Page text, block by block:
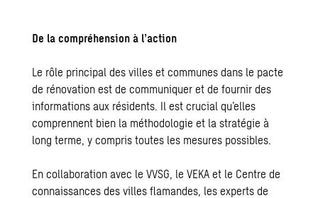
De la compréhension à l’action
Le rôle principal des villes et communes dans le pacte
de rénovation est de communiquer et de fournir des
informations aux résidents. Il est crucial qu’elles
comprennent bien la méthodologie et la stratégie à
long terme, y compris toutes les mesures possibles.
En collaboration avec le VVSG, le VEKA et le Centre de
connaissances des villes flamandes, les experts de